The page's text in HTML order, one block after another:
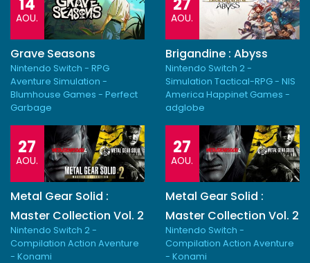
AOU.
Grave Seasons
Nintendo Switch - RPG
Aventure Simulation -
Blumhouse Games - Perfect
Garbage
AOU.
Brigandine : Abyss
Nintendo Switch 2 -
Simulation Tactical-RPG - NIS
America Happinet Games -
adglobe
27
AOU.
Metal Gear Solid :
Master Collection Vol. 2
Nintendo Switch 2 -
Compilation Action Aventure
- Konami
27
AOU.
Metal Gear Solid :
Master Collection Vol. 2
Nintendo Switch -
Compilation Action Aventure
- Konami